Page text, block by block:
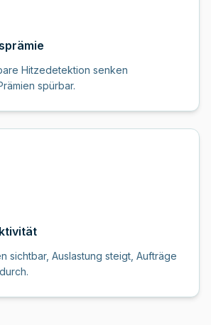
Hitzedetektion senken
spürbar.
sichtbar, Auslastung steigt, Aufträge